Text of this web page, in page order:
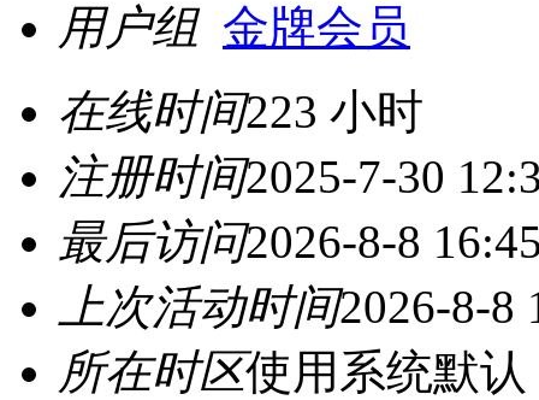
用户组 金牌会员
在线时间223 小时
注册时间2025-7-30
最后访问2026-8-8
上次活动时间2026-8-8
所在时区使用系统默认